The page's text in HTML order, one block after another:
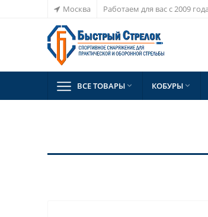
Москва Работаем для вас с 2009
ВСЕ ТОВАРЫ  КОБУРЫ 